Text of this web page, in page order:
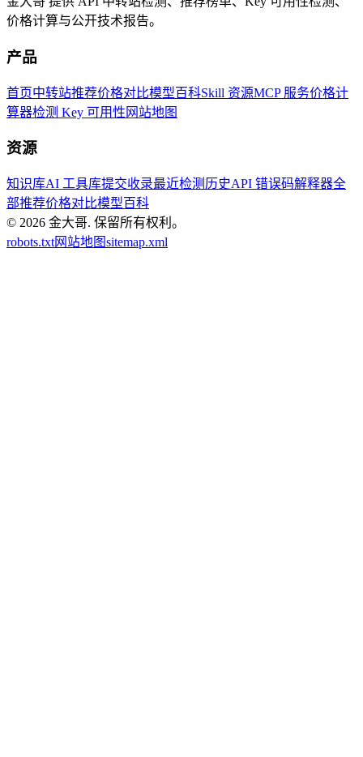
价格计算与公开技术报告。
产品
首页中转站推荐价格对比模型百科Skill 资源MCP 服务价格计
算器检测 Key 可用性 网站地图
资源
知识库AI 工具库提交收录最近检测历史API 错误码解释器全
部推荐价格对比模型百科
© 2026 金大哥. 保留所有权利。
robots.txt网站地图sitemap.xml